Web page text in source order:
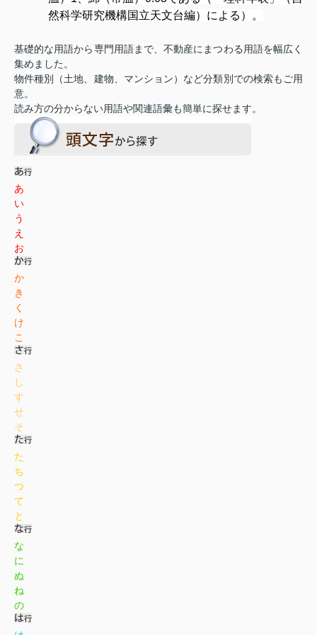
然科学研究機構国立天文台編）による）。
基礎的な用語から専門用語まで、不動産にまつわる用語を幅広く
集めました。
物件種別（土地、建物、マンション）など分類別での検索もご用
意。
読み方の分からない用語や関連語彙も簡単に探せます。
あ
い
う
え
お
か
き
く
け
こ
さ
し
す
せ
そ
た
ち
つ
て
と
な
に
ぬ
ね
の